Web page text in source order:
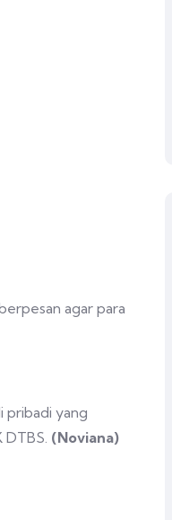
agar para
pribadi yang
(Noviana)